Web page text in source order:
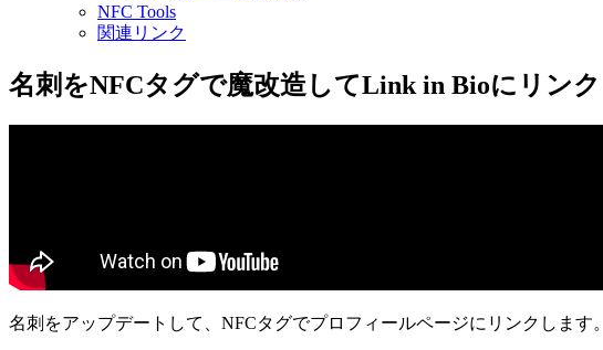
NFC Tools
関連リンク
名刺をNFCタグで魔改造してLink in Bioにリンク
名刺をアップデートして、NFCタグでプロフィールページにリンクします。